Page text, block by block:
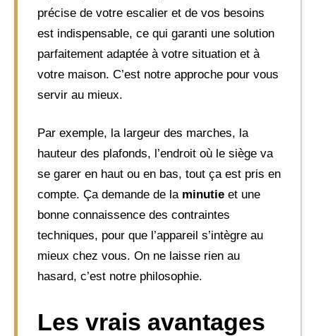
précise de votre escalier et de vos besoins
est indispensable, ce qui garanti une solution
parfaitement adaptée à votre situation et à
votre maison. C’est notre approche pour vous
servir au mieux.
Par exemple, la largeur des marches, la
hauteur des plafonds, l’endroit où le siège va
se garer en haut ou en bas, tout ça est pris en
compte. Ça demande de la minutie et une
bonne connaissence des contraintes
techniques, pour que l’appareil s’intègre au
mieux chez vous. On ne laisse rien au
hasard, c’est notre philosophie.
Les vrais avantages